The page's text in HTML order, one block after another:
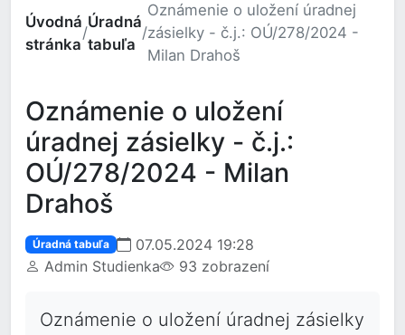
Úvodná
stránka
/
Úradná
tabuľa
/
Oznámenie o uložení úradnej
zásielky - č.j.: OÚ/278/2024 -
Milan Drahoš
Oznámenie o uložení
úradnej zásielky - č.j.:
OÚ/278/2024 - Milan
Drahoš
Úradná tabuľa
07.05.2024 19:28
Admin Studienka
93 zobrazení
Oznámenie o uložení úradnej zásielky